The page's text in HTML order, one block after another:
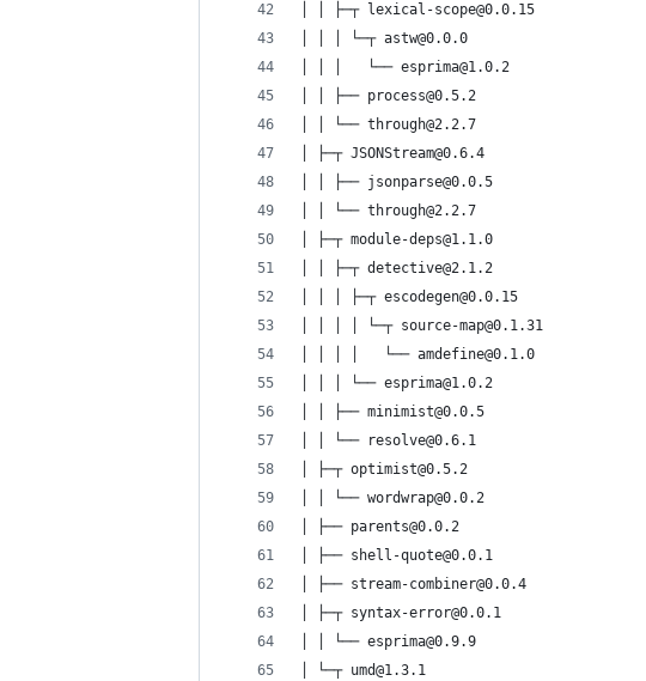
│ │ ├─┬ lexical-scope@0.0.15
│ │ │ └─┬ astw@0.0.0
│ │ │   └── esprima@1.0.2
│ │ ├── process@0.5.2
│ │ └── through@2.2.7
│ ├─┬ JSONStream@0.6.4
│ │ ├── jsonparse@0.0.5
│ │ └── through@2.2.7
│ ├─┬ module-deps@1.1.0
│ │ ├─┬ detective@2.1.2
│ │ │ ├─┬ escodegen@0.0.15
│ │ │ │ └─┬ source-map@0.1.31
│ │ │ │   └── amdefine@0.1.0
│ │ │ └── esprima@1.0.2
│ │ ├── minimist@0.0.5
│ │ └── resolve@0.6.1
│ ├─┬ optimist@0.5.2
│ │ └── wordwrap@0.0.2
│ ├── parents@0.0.2
│ ├── shell-quote@0.0.1
│ ├── stream-combiner@0.0.4
│ ├─┬ syntax-error@0.0.1
│ │ └── esprima@0.9.9
│ └─┬ umd@1.3.1